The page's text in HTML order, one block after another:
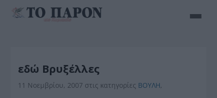
εδώ Βρυξέλλες
11 Νοεμβρίου, 2007 στις κατηγορίες ΒΟΥΛΗ,